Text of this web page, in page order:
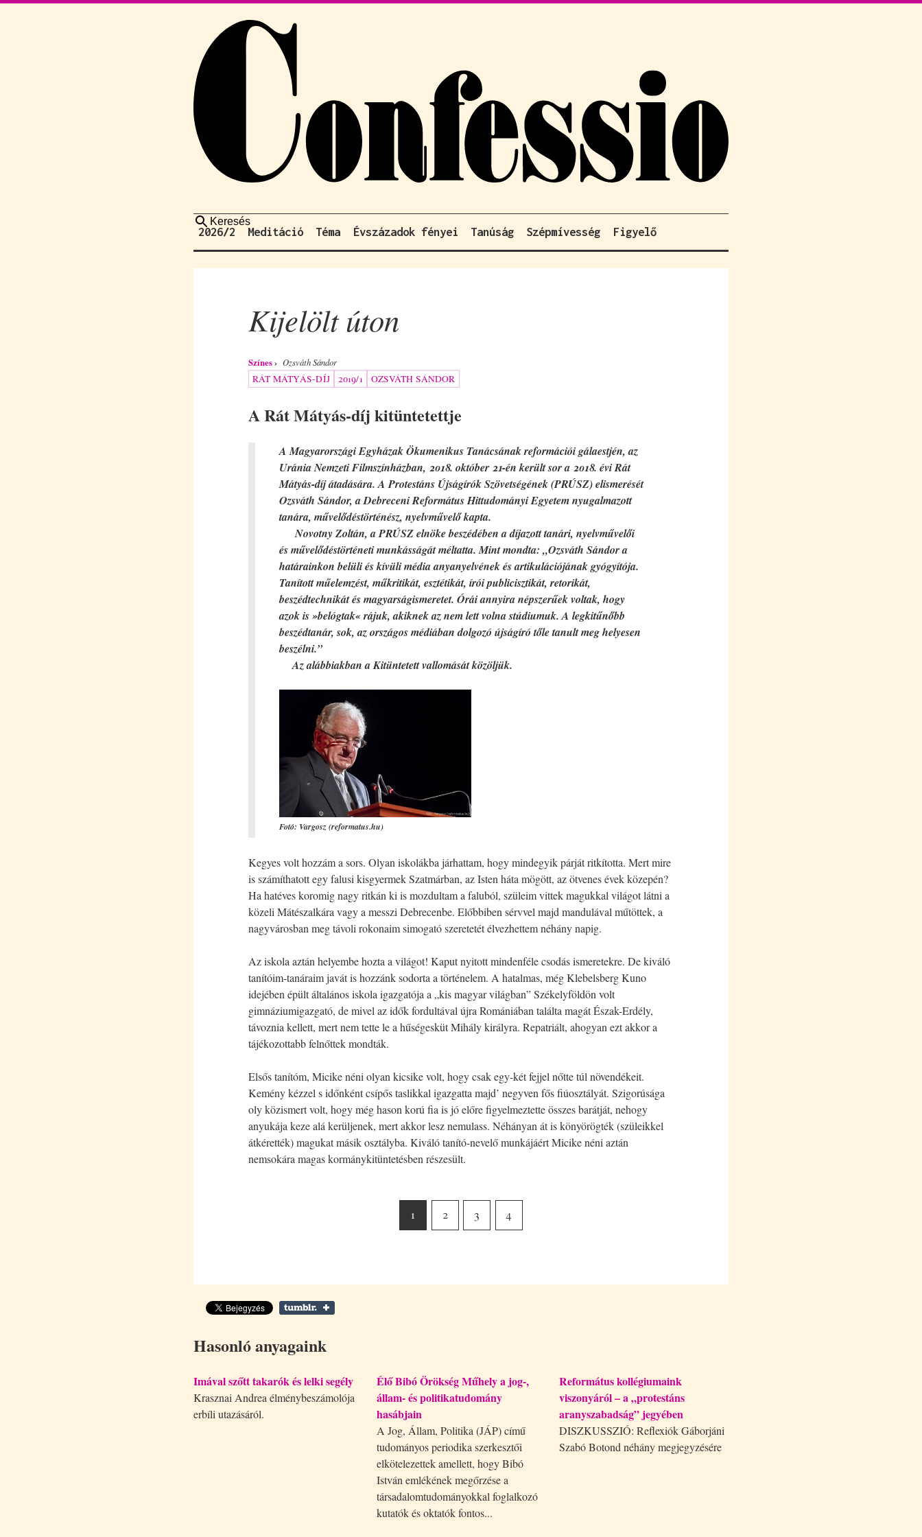
Keresés
2026/2 Meditáció Téma Évszázadok fényei Tanúság Szépmívesség Figyelő
Kijelölt úton
Színes Ozsváth Sándor
RÁT MÁTYÁS-DÍJ 2019/1 OZSVÁTH SÁNDOR
A Rát Mátyás-díj kitüntetettje
A Magyarországi Egyházak Ökumenikus Tanácsának reformációi gálaestjén, az
Uránia Nemzeti Filmszínházban, 2018. október 21-én került sor a 2018. évi Rát
Mátyás-díj átadására. A Protestáns Újságírók Szövetségének (PRÚSZ) elismerését
Ozsváth Sándor, a Debreceni Református Hittudományi Egyetem nyugalmazott
tanára, művelődéstörténész, nyelvművelő kapta.
Novotny Zoltán, a PRÚSZ elnöke beszédében a díjazott tanári, nyelvművelői
és művelődéstörténeti munkásságát méltatta. Mint mondta: „Ozsváth Sándor a
határainkon belüli és kívüli média anyanyelvének és artikulációjának gyógyítója.
Tanított műelemzést, műkritikát, esztétikát, írói publicisztikát, retorikát,
beszédtechnikát és magyarságismeretet. Órái annyira népszerűek voltak, hogy
azok is »belógtak« rájuk, akiknek az nem lett volna stúdiumuk. A legkitűnőbb
beszédtanár, sok, az országos médiában dolgozó újságíró tőle tanult meg helyesen
beszélni.”
Az alábbiakban a Kitüntetett vallomását közöljük.
Fotó: Vargosz (reformatus.hu)
Kegyes volt hozzám a sors. Olyan iskolákba járhattam, hogy mindegyik párját ritkította. Mert mire
is számíthatott egy falusi kisgyermek Szatmárban, az Isten háta mögött, az ötvenes évek közepén?
Ha hatéves koromig nagy ritkán ki is mozdultam a faluból, szüleim vittek magukkal világot látni a
közeli Mátészalkára vagy a messzi Debrecenbe. Előbbiben sérvvel majd mandulával műtöttek, a
nagyvárosban meg távoli rokonaim simogató szeretetét élvezhettem néhány napig.
Az iskola aztán helyembe hozta a világot! Kaput nyitott mindenféle csodás ismeretekre. De kiváló
tanítóim-tanáraim javát is hozzánk sodorta a történelem. A hatalmas, még Klebelsberg Kuno
idejében épült általános iskola igazgatója a „kis magyar világban” Székelyföldön volt
gimnáziumigazgató, de mivel az idők fordultával újra Romániában találta magát Észak-Erdély,
távoznia kellett, mert nem tette le a hűségesküt Mihály királyra. Repatriált, ahogyan ezt akkor a
tájékozottabb felnőttek mondták.
Elsős tanítóm, Micike néni olyan kicsike volt, hogy csak egy-két fejjel nőtte túl növendékeit.
Kemény kézzel s időnként csípős taslikkal igazgatta majd’ negyven fős fiúosztályát. Szigorúsága
oly közismert volt, hogy még hason korú fia is jó előre figyelmeztette összes barátját, nehogy
anyukája keze alá kerüljenek, mert akkor lesz nemulass. Néhányan át is könyörögték (szüleikkel
átkérették) magukat másik osztályba. Kiváló tanító-nevelő munkájáért Micike néni aztán
nemsokára magas kormánykitüntetésben részesült.
1 2 3 4
Hasonló anyagaink
Imával szőtt takarók és lelki segély
Krasznai Andrea élménybeszámolója
erbíli utazásáról.
Élő Bibó Örökség Műhely a jog-,
állam- és politikatudomány
hasábjain
A Jog, Állam, Politika (JÁP) című
tudományos periodika szerkesztői
elkötelezettek amellett, hogy Bibó
István emlékének megőrzése a
társadalomtudományokkal foglalkozó
kutatók és oktatók fontos...
Református kollégiumaink
viszonyáról – a „protestáns
aranyszabadság” jegyében
DISZKUSSZIÓ: Reflexiók Gáborjáni
Szabó Botond néhány megjegyzésére